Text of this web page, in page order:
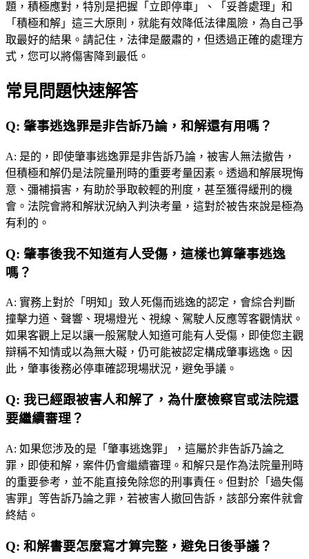
題，積極應對，特別是把握「立即停車」、「妥善處理」和
「積極和解」這三大原則，就能有效降低法律風險，為自己爭
取最好的結果。請記住，法律是嚴肅的，但透過正確的處理方
式，您可以將傷害降到最低。
常見問題快速解答
Q: 肇事逃逸罪是非告訴乃論，和解還有用嗎？
A: 是的，即使肇事逃逸罪是非告訴乃論，被害人無法撤告，
但積極和解仍是法院量刑時的重要考量因素。透過和解展現悔
意、彌補損害，有助於爭取較輕的刑度，甚至獲得緩刑的機
會。法院會將和解狀況納入判決考量，這對於被告來說是極為
有利的。
Q: 肇事後我不知道有人受傷，這樣也算肇事逃逸
嗎？
A: 實務上對於「明知」致人死傷而逃逸的認定，會綜合判斷
撞擊力道、聲響、現場燈光、視線、駕駛人反應等客觀情狀。
如果客觀上足以讓一般駕駛人知道可能有人受傷，即使您主觀
辯稱不知情或以為無大礙，仍可能被認定構成肇事逃逸。因
此，肇事後務必停車確認現場狀況，避免爭議。
Q: 我已經跟被害人和解了，為什麼檢察官或法院還
要繼續審理？
A: 如果您涉及的是「肇事逃逸罪」，這屬於非告訴乃論之
罪，即使和解，案件仍會繼續審理。和解只是作為法院量刑時
的重要參考，並不能直接免除您的刑事責任。但對於「過失傷
害罪」等告訴乃論之罪，若被害人撤回告訴，該部分案件就會
終結。
Q: 和解書要怎麼寫才算完整，避免日後爭議？